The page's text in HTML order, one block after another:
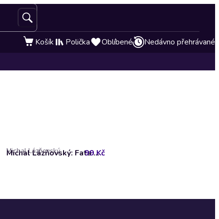
Košík Polička Oblíbené Nedávno přehrávané
Michal Lázňovský: Fata Morgana
Michal Lázňovský 99 Kč